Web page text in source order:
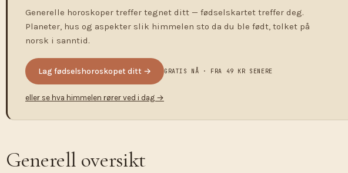
Generelle horoskoper treffer tegnet ditt — fødselskartet treffer deg.
Planeter, hus og aspekter slik himmelen sto da du ble født, tolket på
norsk i sanntid.
Lag fødselshoroskopet ditt → GRATIS NÅ · FRA 49 KR SENERE
eller se hva himmelen rører ved i dag →
Generell oversikt